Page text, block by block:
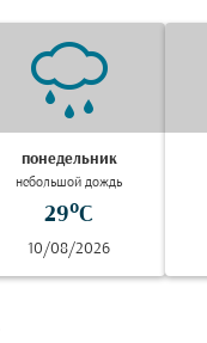
понедельник
небольшой дождь
29°C
10/08/2026